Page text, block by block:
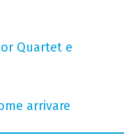
Quartet e
arrivare